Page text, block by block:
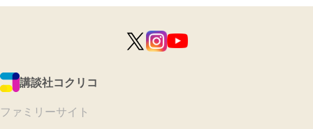
講談社コクリコ
ファミリーサイト